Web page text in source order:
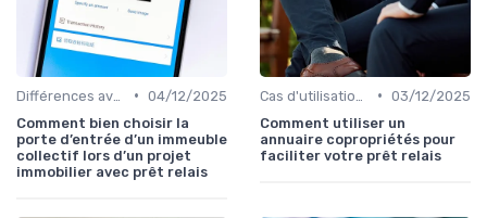
• 04/12/2025
Comment bien choisir la
porte d’entrée d’un immeuble
collectif lors d’un projet
immobilier avec prêt relais
• 03/12/2025
Comment utiliser un
annuaire copropriétés pour
faciliter votre prêt relais